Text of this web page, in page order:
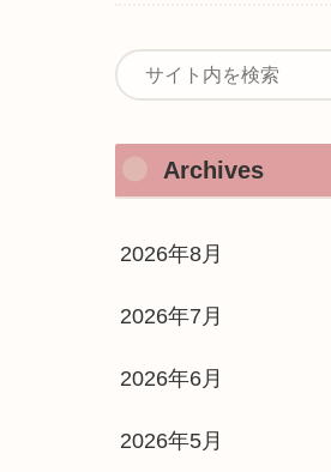
Archives
2026年8月
2026年7月
2026年6月
2026年5月